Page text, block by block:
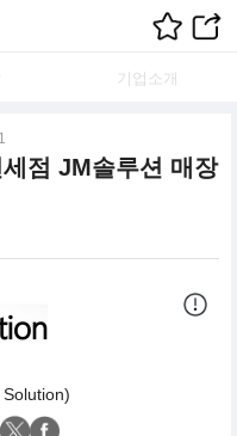
기업소개
점 JM솔루션 매장